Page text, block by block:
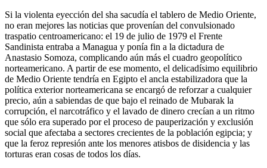
Si la violenta eyección del sha sacudía el tablero de Medio Oriente,
no eran mejores las noticias que provenían del convulsionado
traspatio centroamericano: el 19 de julio de 1979 el Frente
Sandinista entraba a Managua y ponía fin a la dictadura de
Anastasio Somoza, complicando aún más el cuadro geopolítico
norteamericano. A partir de ese momento, el delicadísimo equilibrio
de Medio Oriente tendría en Egipto el ancla estabilizadora que la
política exterior norteamericana se encargó de reforzar a cualquier
precio, aún a sabiendas de que bajo el reinado de Mubarak la
corrupción, el narcotráfico y el lavado de dinero crecían a un ritmo
que sólo era superado por el proceso de pauperización y exclusión
social que afectaba a sectores crecientes de la población egipcia; y
que la feroz represión ante los menores atisbos de disidencia y las
torturas eran cosas de todos los días.